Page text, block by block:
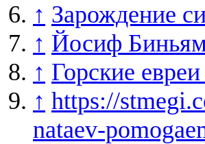
↑ Зарождение
↑ Йосиф
↑ Горские
↑ https://
nataev-